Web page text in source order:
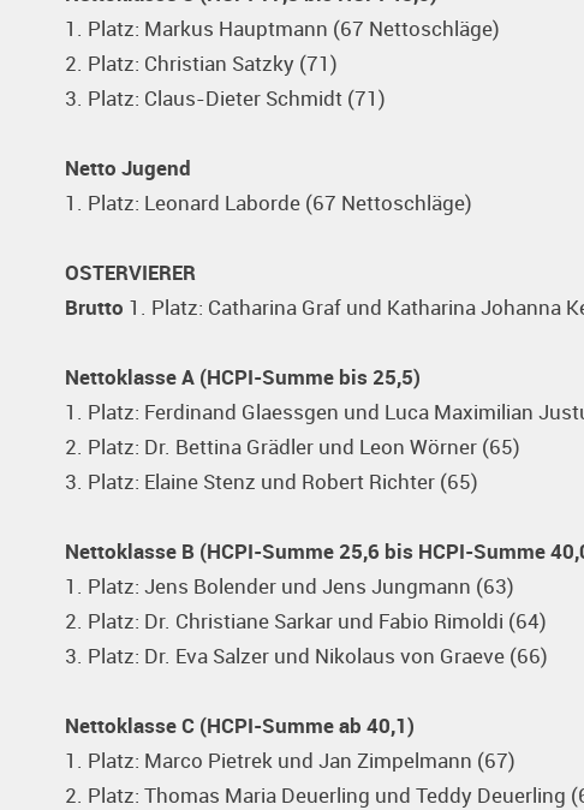
1. Platz: Markus Hauptmann (67 Nettoschläge)
2. Platz: Christian Satzky (71)
3. Platz: Claus-Dieter Schmidt (71)
Netto Jugend
1. Platz: Leonard Laborde (67 Nettoschläge)
OSTERVIERER
Brutto 1. Platz: Catharina Graf und Katharina Johanna
Nettoklasse A (HCPI-Summe bis 25,5)
1. Platz: Ferdinand Glaessgen und Luca Maximilian
2. Platz: Dr. Bettina Grädler und Leon Wörner (65)
3. Platz: Elaine Stenz und Robert Richter (65)
Nettoklasse B (HCPI-Summe 25,6 bis HCPI-Summe
1. Platz: Jens Bolender und Jens Jungmann (63)
2. Platz: Dr. Christiane Sarkar und Fabio Rimoldi (64)
3. Platz: Dr. Eva Salzer und Nikolaus von Graeve (66)
Nettoklasse C (HCPI-Summe ab 40,1)
1. Platz: Marco Pietrek und Jan Zimpelmann (67)
2. Platz: Thomas Maria Deuerling und Teddy Deuerling